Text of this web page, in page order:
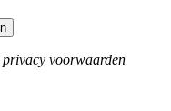
privacy voorwaarden